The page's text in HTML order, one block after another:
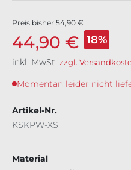
Preis bisher 54,90 €
44,90 € 18%
inkl. MwSt. zzgl.
Momentan leider nicht
Artikel-Nr.
KSKPW-XS
Material